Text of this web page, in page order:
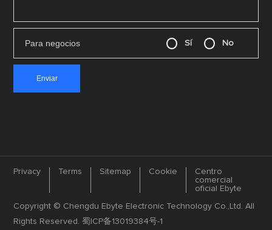
Para negocios Sí No
Privacy Terms Sitemap Cookie
Centro
comercial
oficial Ebyte
Copyright © Chengdu Ebyte Electronic Technology Co.,Ltd. All
Rights Reserved.蜀ICP备13019384号-1